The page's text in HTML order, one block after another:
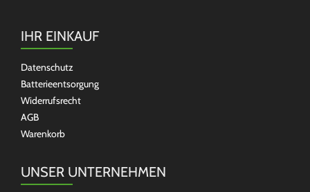
IHR EINKAUF
Datenschutz
Batterieentsorgung
Widerrufsrecht
AGB
Warenkorb
UNSER UNTERNEHMEN